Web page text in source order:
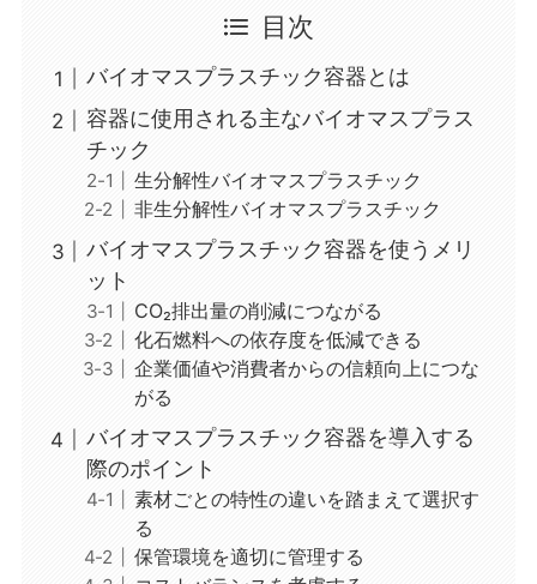
目次
バイオマスプラスチック容器とは
容器に使用される主なバイオマスプラス
チック
生分解性バイオマスプラスチック
非生分解性バイオマスプラスチック
バイオマスプラスチック容器を使うメリ
ット
CO₂排出量の削減につながる
化石燃料への依存度を低減できる
企業価値や消費者からの信頼向上につな
がる
バイオマスプラスチック容器を導入する
際のポイント
素材ごとの特性の違いを踏まえて選択す
る
保管環境を適切に管理する